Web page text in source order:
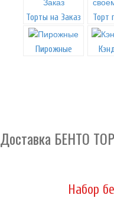
Торты на Заказ Торт
Пирожные
Доставка БЕНТО
Набор